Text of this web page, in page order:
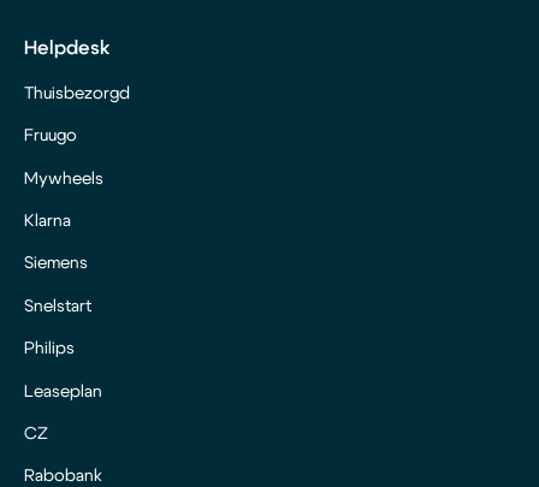
Helpdesk
Thuisbezorgd
Fruugo
Mywheels
Klarna
Siemens
Snelstart
Philips
Leaseplan
CZ
Rabobank